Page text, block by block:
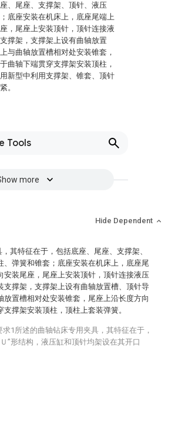
、尾座、支撑架、顶针、液压
底座安装在机床上，底座尾端上
，尾座上安装顶针，顶针连接液
撑架，支撑架上设有曲轴放置
与曲轴放置槽相对处安装锥套，
曲轴下端贯穿支撑架安装顶柱，
新型中利用支撑架、锥套、顶针
。
Tools
more
Hide Dependent
其特征在于，包括底座、尾座、支撑架、
、弹簧和锥套；底座安装在机床上，底座尾
安装尾座，尾座上安装顶针，顶针连接液压
支撑架，支撑架上设有曲轴放置槽、顶针导
放置槽相对处安装锥套，尾座上沿长度方向
支撑架安装顶柱，顶柱上套装弹簧。
求1所述的曲轴钻床专用夹具，其特征在于，
”形结构，液压缸和顶针均架设在其开口